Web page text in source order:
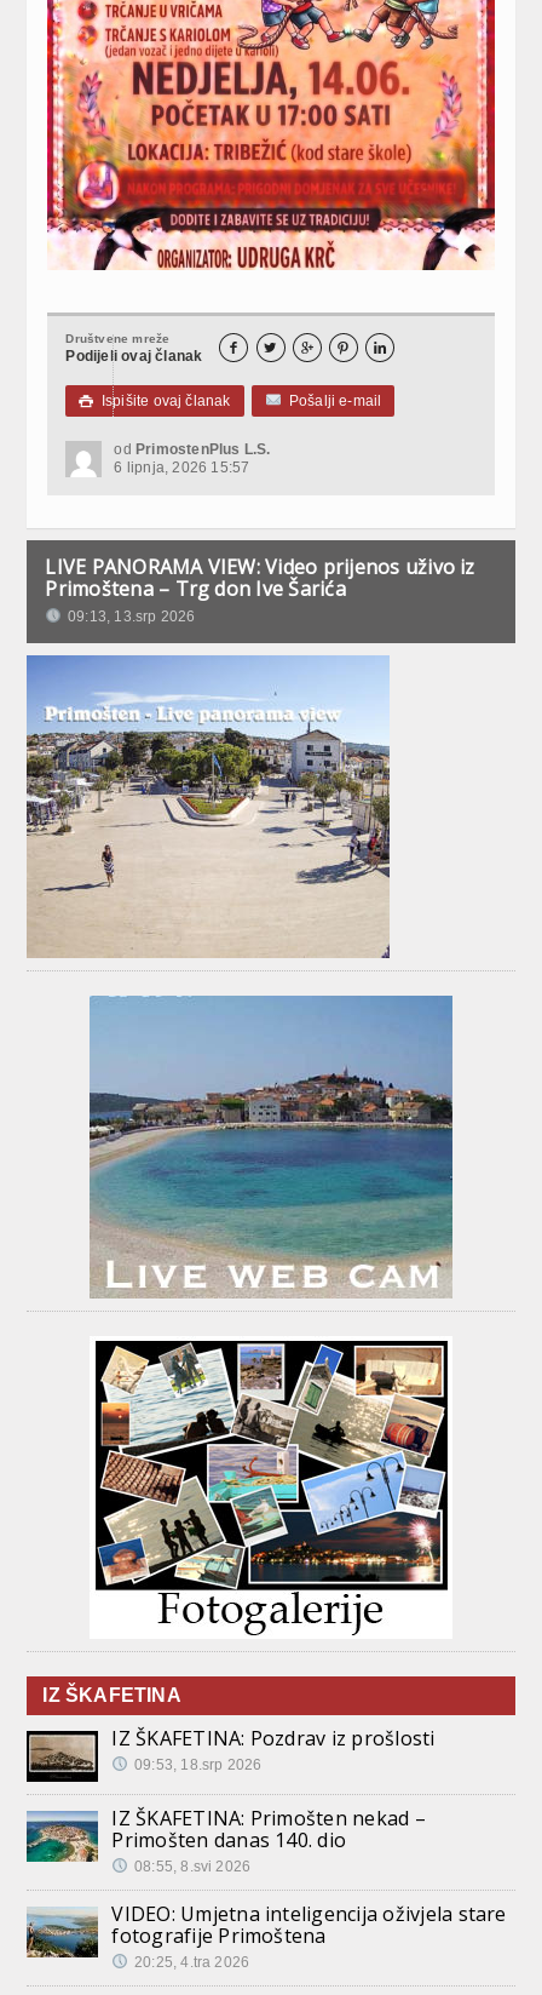
Društvene mreže
Podijeli ovaj članak     
 Ispišite ovaj članak Pošalji e-mail
od PrimostenPlus L.S.
6 lipnja, 2026 15:57
LIVE PANORAMA VIEW: Video prijenos uživo iz
Primoštena – Trg don Ive Šarića
09:13, 13.srp 2026
IZ ŠKAFETINA
IZ ŠKAFETINA: Pozdrav iz prošlosti
09:53, 18.srp 2026
IZ ŠKAFETINA: Primošten nekad –
Primošten danas 140. dio
08:55, 8.svi 2026
VIDEO: Umjetna inteligencija oživjela stare
fotografije Primoštena
20:25, 4.tra 2026